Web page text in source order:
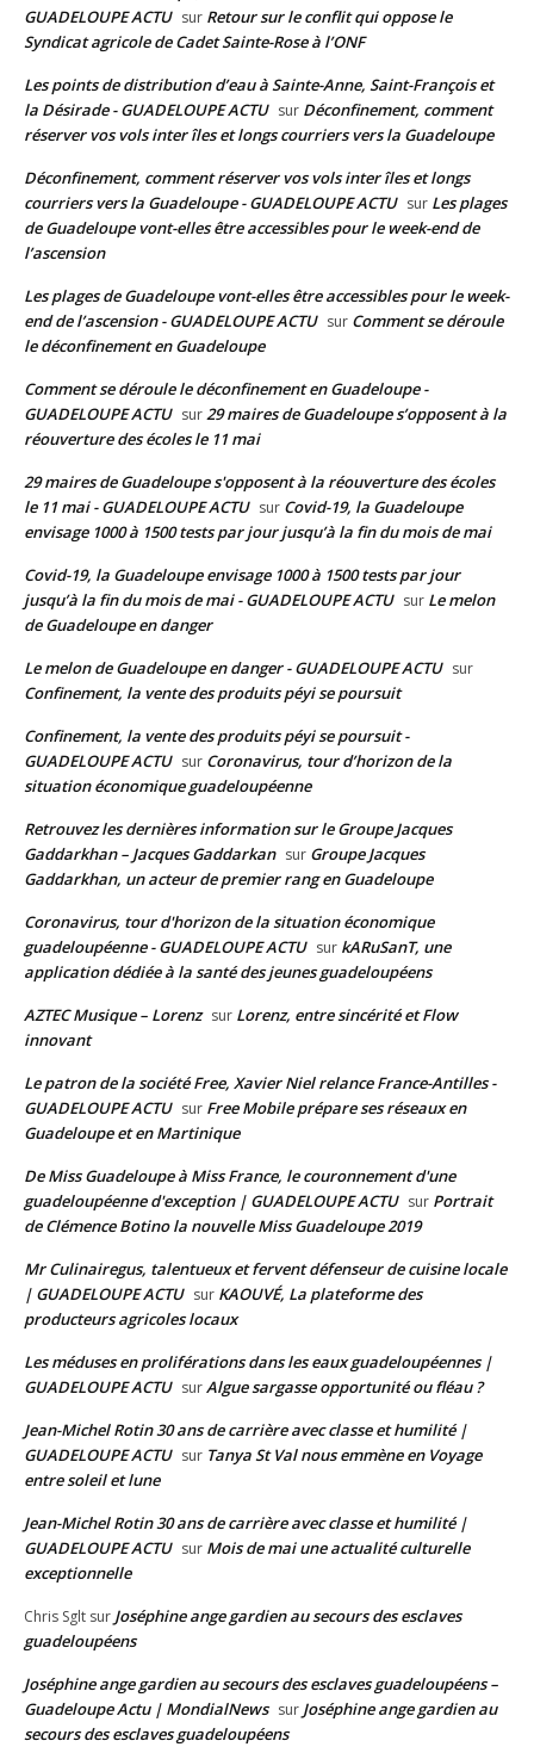
GUADELOUPE ACTU sur Retour sur le conflit qui oppose le
Syndicat agricole de Cadet Sainte-Rose à l’ONF
Les points de distribution d’eau à Sainte-Anne, Saint-François et
la Désirade - GUADELOUPE ACTU sur Déconfinement, comment
réserver vos vols inter îles et longs courriers vers la Guadeloupe
Déconfinement, comment réserver vos vols inter îles et longs
courriers vers la Guadeloupe - GUADELOUPE ACTU sur Les plages
de Guadeloupe vont-elles être accessibles pour le week-end de
l’ascension
Les plages de Guadeloupe vont-elles être accessibles pour le week-
end de l’ascension - GUADELOUPE ACTU sur Comment se déroule
le déconfinement en Guadeloupe
Comment se déroule le déconfinement en Guadeloupe -
GUADELOUPE ACTU sur29 maires de Guadeloupe s’opposent à la
réouverture des écoles le 11 mai
29 maires de Guadeloupe s'opposent à la réouverture des écoles
le 11 mai - GUADELOUPE ACTU sur Covid-19, la Guadeloupe
envisage 1000 à 1500 tests par jour jusqu’à la fin du mois de mai
Covid-19, la Guadeloupe envisage 1000 à 1500 tests par jour
jusqu’à la fin du mois de mai - GUADELOUPE ACTU sur Le melon
de Guadeloupe en danger
Le melon de Guadeloupe en danger - GUADELOUPE ACTU sur
Confinement, la vente des produits péyi se poursuit
Confinement, la vente des produits péyi se poursuit -
GUADELOUPE ACTU sur Coronavirus, tour d’horizon de la
situation économique guadeloupéenne
Retrouvez les dernières information sur le Groupe Jacques
Gaddarkhan – Jacques Gaddarkan sur Groupe Jacques
Gaddarkhan, un acteur de premier rang en Guadeloupe
Coronavirus, tour d'horizon de la situation économique
guadeloupéenne - GUADELOUPE ACTU sur kARuSanT, une
application dédiée à la santé des jeunes guadeloupéens
AZTEC Musique – Lorenz sur Lorenz, entre sincérité et Flow
innovant
Le patron de la société Free, Xavier Niel relance France-Antilles -
GUADELOUPE ACTU sur Free Mobile prépare ses réseaux en
Guadeloupe et en Martinique
De Miss Guadeloupe à Miss France, le couronnement d'une
guadeloupéenne d'exception | GUADELOUPE ACTU sur Portrait
de Clémence Botino la nouvelle Miss Guadeloupe 2019
Mr Culinairegus, talentueux et fervent défenseur de cuisine locale
| GUADELOUPE ACTU sur KAOUVÉ, La plateforme des
producteurs agricoles locaux
Les méduses en proliférations dans les eaux guadeloupéennes |
GUADELOUPE ACTU surAlgue sargasse opportunité ou fléau ?
Jean-Michel Rotin 30 ans de carrière avec classe et humilité |
GUADELOUPE ACTU sur Tanya St Val nous emmène en Voyage
entre soleil et lune
Jean-Michel Rotin 30 ans de carrière avec classe et humilité |
GUADELOUPE ACTU sur Mois de mai une actualité culturelle
exceptionnelle
Chris Sglt sur Joséphine ange gardien au secours des esclaves
guadeloupéens
Joséphine ange gardien au secours des esclaves guadeloupéens –
Guadeloupe Actu | MondialNews sur Joséphine ange gardien au
secours des esclaves guadeloupéens